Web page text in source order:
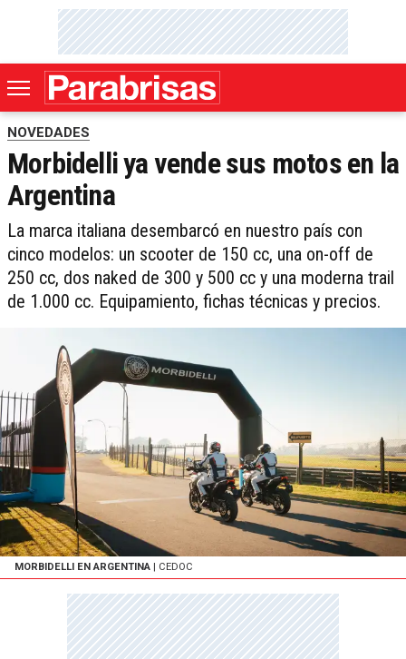
NOVEDADES
Morbidelli ya vende sus motos en la
Argentina
La marca italiana desembarcó en nuestro país con
cinco modelos: un scooter de 150 cc, una on-off de
250 cc, dos naked de 300 y 500 cc y una moderna trail
de 1.000 cc. Equipamiento, fichas técnicas y precios.
MORBIDELLI EN ARGENTINA | CEDOC